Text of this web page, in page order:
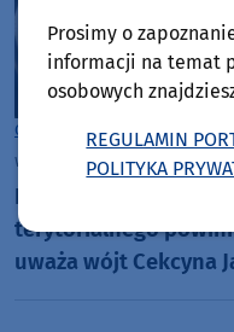
Gmina Cekcyn
wtorek, 20 stycznia 2026, 08:57
Nowa ustawa o
terytorialnego
uważa wójt Cekcyna
Prosimy o
informacji na temat
osobowych
REGULAMIN
POLITYKA